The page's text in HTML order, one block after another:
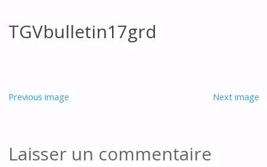
TGVbulletin17grd
Previous image Next image
Laisser un commentaire